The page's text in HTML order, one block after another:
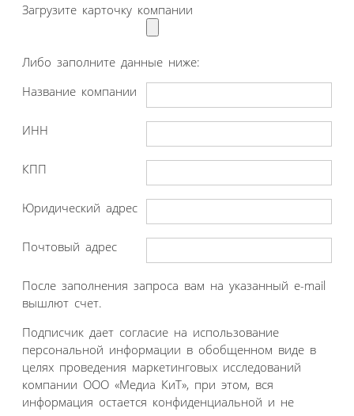
Загрузите карточку компании
Либо заполните данные ниже:
Название компании
ИНН
КПП
Юридический адрес
Почтовый адрес
После заполнения запроса вам на указанный e-mail
вышлют счет.
Подписчик дает согласие на использование
персональной информации в обобщенном виде в
целях проведения маркетинговых исследований
компании ООО «Медиа КиТ», при этом, вся
информация остается конфиденциальной и не